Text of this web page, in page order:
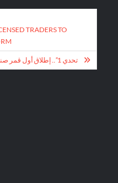
TRADERS TO
“تحدي 1”.. إطلاق أول قمر صناعي تونسي إلى الفضاء